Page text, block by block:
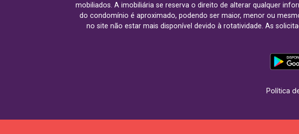
mobiliados. A imobiliária se reserva o direito de alterar qualquer
do condomínio é aproximado, podendo ser maior, menor ou
no site não estar mais disponível devido à rotatividade. As
Política